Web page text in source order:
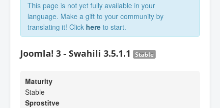
This page is not yet fully available in your
language. Make a gift to your community by
translating it! Click here to start.
Joomla! 3 - Swahili 3.5.1.1 Stable
Maturity
Stable
Sprostitve